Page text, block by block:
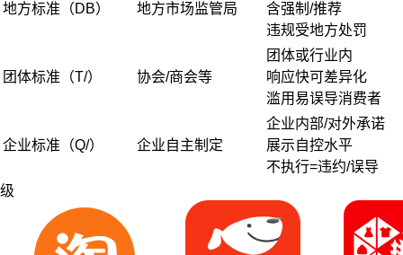
地方标准（DB） 地方市场监管局
含强制/推荐
违规受地方处罚
团体标准（T/） 协会/商会等
团体或行业内
响应快可差异化
滥用易误导消费者
企业标准（Q/） 企业自主制定
企业内部/对外承诺
展示自控水平
不执行=违约/误导
级